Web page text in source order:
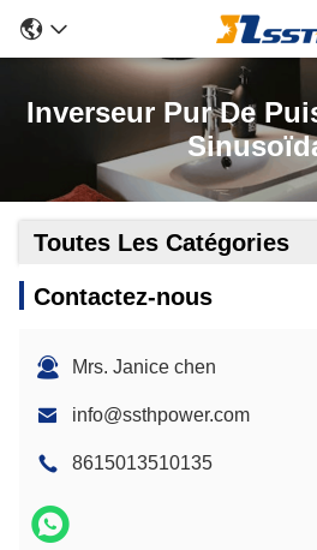
Inverseur Pur De
Toutes Les Catégories
Contactez-nous
Mrs. Janice chen
info@ssthpower.com
8615013510135